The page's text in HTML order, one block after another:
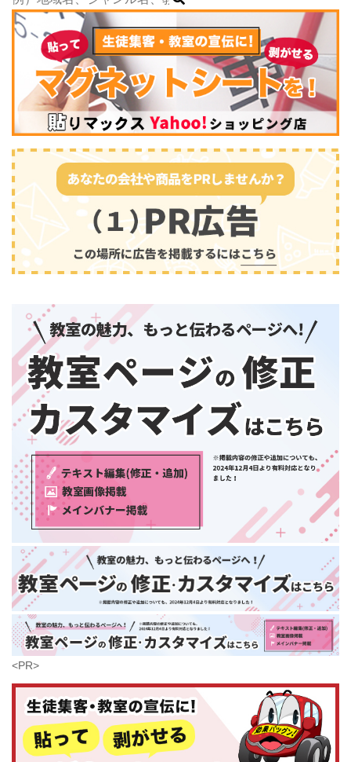
山梨県
長野県
岐阜県
静岡県
愛知県
三重県
関西
滋賀県
京都府
大阪府
兵庫県
奈良県
和歌山県
中国・四国
岡山県
広島県
山口県
徳島県
香川県
愛媛県
高知県
九州・沖縄
福岡県
佐賀県
長崎県
熊本県
大分県
宮崎県
鹿児島県
沖縄県
スポーツ・運動(2745)
音楽 (2413)
芸術 (179)
<PR>